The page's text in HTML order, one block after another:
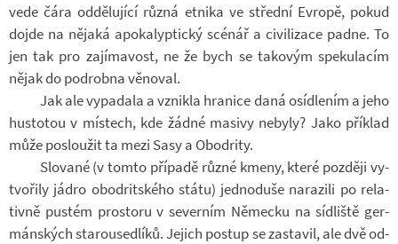
vede čára od­dě­lu­jící různá et­nika ve střední Ev­ropě, pokud
dojde na ně­jaká apo­ka­lyp­tický scé­nář a ci­vi­li­zace padne. To
jen tak pro za­jí­ma­vost, ne že bych se ta­ko­vým spe­ku­la­cím
nějak do po­drobna vě­no­val.
Jak ale vy­pa­dala a vznikla hra­nice daná osíd­le­ním a jeho
hus­to­tou v mís­tech, kde žádné masivy ne­byly? Jako pří­klad
může po­slou­žit ta mezi Sasy a Obodrity.
Slo­vané (v tomto pří­padě různé kmeny, které poz­ději vy­
tvo­řily jádro obodrit­ského státu) jed­no­duše na­ra­zili po re­la­
tivně pus­tém pro­storu v se­ver­ním Ně­mecku na síd­liště ger­
mán­ských sta­rou­sed­líků. Je­jich po­stup se za­sta­vil, ale dvě od­